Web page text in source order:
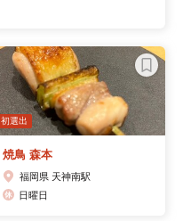
初選出
焼鳥 森本
福岡県 天神南駅
日曜日